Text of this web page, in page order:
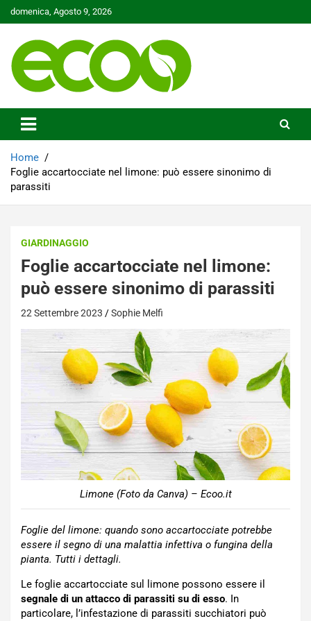
Skip
to
domenica, Agosto 9, 2026
Ecoo.it
Home
Foglie accartocciate nel limone: può essere sinonimo di
parassiti
GIARDINAGGIO
Foglie accartocciate nel limone:
può essere sinonimo di parassiti
22 Settembre 2023 Sophie Melfi
Limone (Foto da Canva) – Ecoo.it
Foglie del limone: quando sono accartocciate potrebbe
essere il segno di una malattia infettiva o fungina della
pianta. Tutti i dettagli.
Le foglie accartocciate sul limone possono essere il
segnale di un attacco di parassiti su di esso. In
particolare, l’infestazione di parassiti succhiatori può